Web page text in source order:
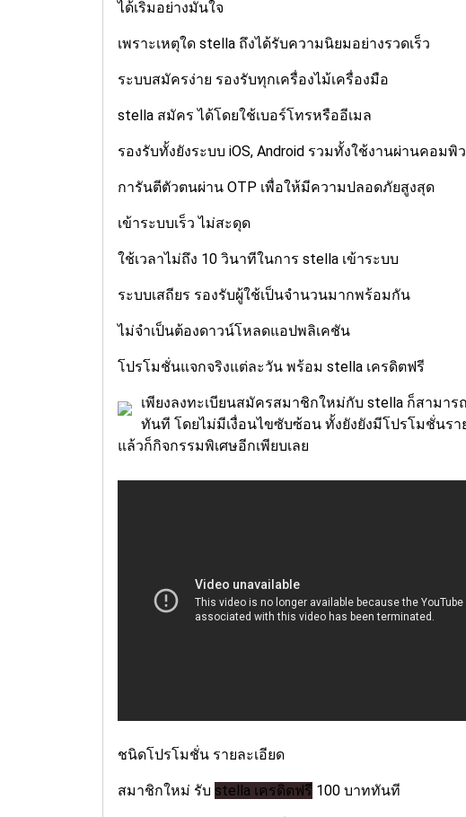
ได้เริ่มอย่างมั่นใจ
เพราะเหตุใด stella ถึงได้รับความนิยมอย่างรวดเร็ว
ระบบสมัครง่าย รองรับทุกเครื่องไม้เครื่องมือ
stella สมัคร ได้โดยใช้เบอร์โทรหรืออีเมล
รองรับทั้งยังระบบ iOS, Android รวมทั้งใช้งานผ่านคอมพิ
การันตีตัวตนผ่าน OTP เพื่อให้มีความปลอดภัยสูงสุด
เข้าระบบเร็ว ไม่สะดุด
ใช้เวลาไม่ถึง 10 วินาทีในการ stella เข้าระบบ
ระบบเสถียร รองรับผู้ใช้เป็นจำนวนมากพร้อมกัน
ไม่จำเป็นต้องดาวน์โหลดแอปพลิเคชัน
โปรโมชั่นแจกจริงแต่ละวัน พร้อม stella เครดิตฟรี
เพียงลงทะเบียนสมัครสมาชิกใหม่กับ stella ก็สามาร
ทันที โดยไม่มีเงื่อนไขซับซ้อน ทั้งยังยังมีโปรโมชั่นรา
แล้วก็กิจกรรมพิเศษอีกเพียบเลย
ชนิดโปรโมชั่น รายละเอียด
สมาชิกใหม่ รับ stella เครดิตฟรี 100 บาททันที